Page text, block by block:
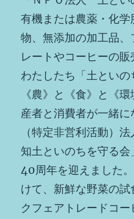
e
b
o
o
k
te
r
re
st
有機または農薬・化
物、無添加の加工品
レートやコーヒーの販
わたしたち「土とい
《農》と《食》と《
産者と消費者が一緒
（特定非営利活動）
知土といのちを守る
40周年を迎えました
けて、新鮮な野菜の
クフェアトレードコ